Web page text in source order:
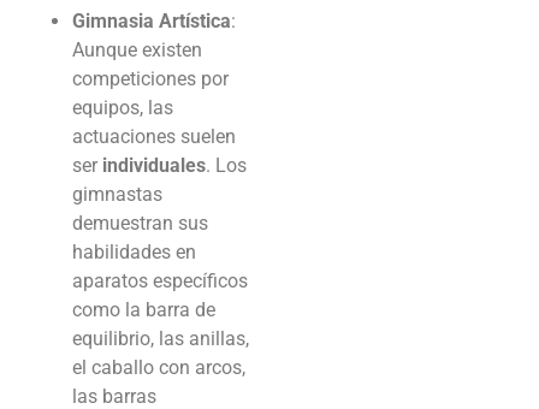
Gimnasia Artística:
Aunque existen
competiciones por
equipos, las
actuaciones suelen
ser individuales. Los
gimnastas
demuestran sus
habilidades en
aparatos específicos
como la barra de
equilibrio, las anillas,
el caballo con arcos,
las barras